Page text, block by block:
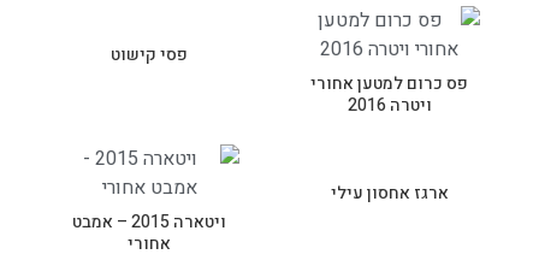
פס כרום למטען אחורי
ויטרה 2016
פסי קישוט
ארגז אחסון עילי
ויטארה 2015 – אמבט
אחורי